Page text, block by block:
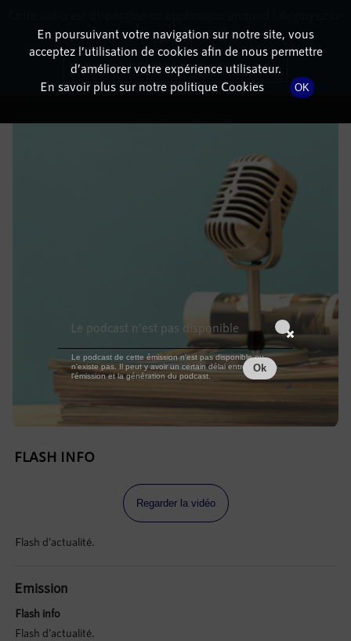
DÉTAILS DE L'ÉPISODE
17 avril 2023 à 5h59, durée : Invalid date
FLASH INFO
Regarder la vidéo
Flash d'actualité.
Emission
Flash info
Flash d'actualité.
En poursuivant votre navigation sur notre site, vous
acceptez l’utilisation de cookies afin de nous permettre
d’améliorer votre expérience utilisateur.
En savoir plus sur notre politique Cookies
OK
dessous pour l'installer.
Non merci Télécharger l'application
Le podcast n'est pas disponible
Le podcast de cette émission n'est pas disponible ou
n'existe pas. Il peut y avoir un certain délai entre la fin de
l'émission et la génération du podcast.
Ok